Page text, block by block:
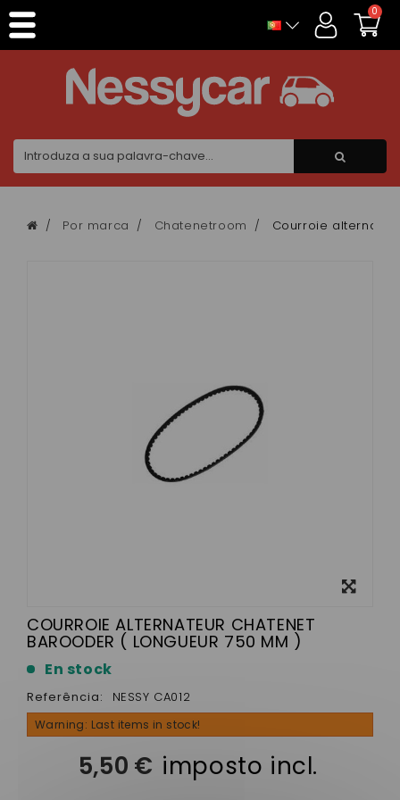
0
Por marca Chatenetroom Courroie
COURROIE ALTERNATEUR CHATENET
BAROODER ( LONGUEUR 750 MM )
En stock
Referência: NESSY CA012
Warning: Last items in stock!
5,50 € imposto incl.
Painel de Gerenciamento de Cookies